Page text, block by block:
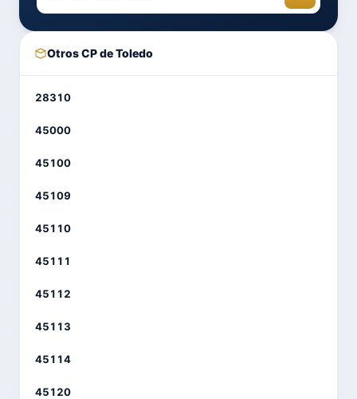
Otros CP de Toledo
28310
45000
45100
45109
45110
45111
45112
45113
45114
45120